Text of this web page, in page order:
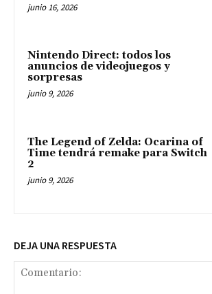
junio 16, 2026
Nintendo Direct: todos los
anuncios de videojuegos y
sorpresas
junio 9, 2026
The Legend of Zelda: Ocarina of
Time tendrá remake para Switch
2
junio 9, 2026
DEJA UNA RESPUESTA